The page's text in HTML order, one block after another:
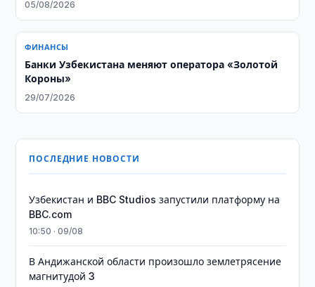
05/08/2026
ФИНАНСЫ
Банки Узбекистана меняют оператора «Золотой
Короны»
29/07/2026
ПОСЛЕДНИЕ НОВОСТИ
Узбекистан и BBC Studios запустили платформу на
BBC.com
10:50 · 09/08
В Андижанской области произошло землетрясение
магнитудой 3